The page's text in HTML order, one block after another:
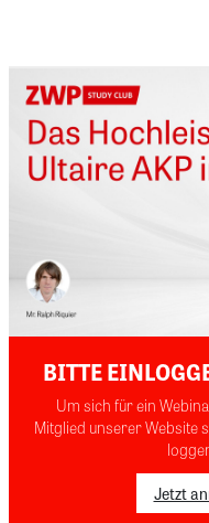
BITTE
Um sich für ein
Mitglied unserer Website
Jetzt